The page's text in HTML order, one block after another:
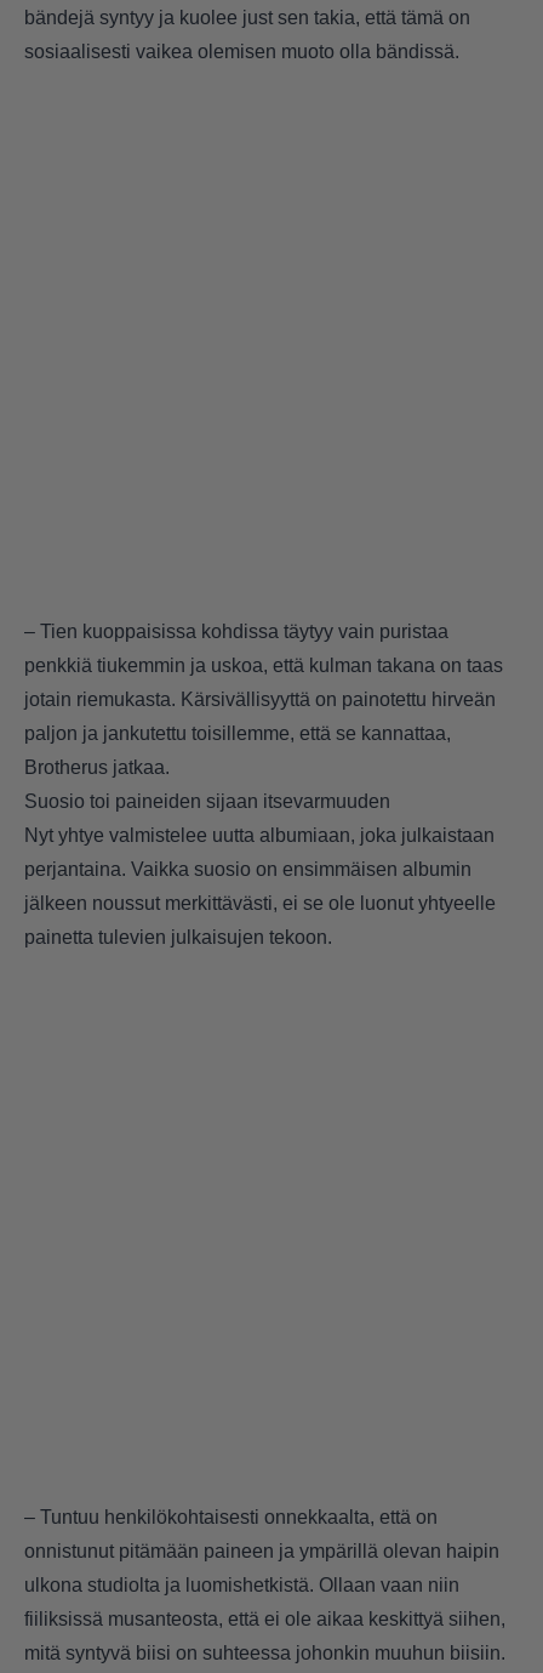
bändejä syntyy ja kuolee just sen takia, että tämä on
sosiaalisesti vaikea olemisen muoto olla bändissä.
– Tien kuoppaisissa kohdissa täytyy vain puristaa
penkkiä tiukemmin ja uskoa, että kulman takana on taas
jotain riemukasta. Kärsivällisyyttä on painotettu hirveän
paljon ja jankutettu toisillemme, että se kannattaa,
Brotherus jatkaa.
Suosio toi paineiden sijaan itsevarmuuden
Nyt yhtye valmistelee uutta albumiaan, joka julkaistaan
perjantaina. Vaikka suosio on ensimmäisen albumin
jälkeen noussut merkittävästi, ei se ole luonut yhtyeelle
painetta tulevien julkaisujen tekoon.
– Tuntuu henkilökohtaisesti onnekkaalta, että on
onnistunut pitämään paineen ja ympärillä olevan haipin
ulkona studiolta ja luomishetkistä. Ollaan vaan niin
fiiliksissä musanteosta, että ei ole aikaa keskittyä siihen,
mitä syntyvä biisi on suhteessa johonkin muuhun biisiin.